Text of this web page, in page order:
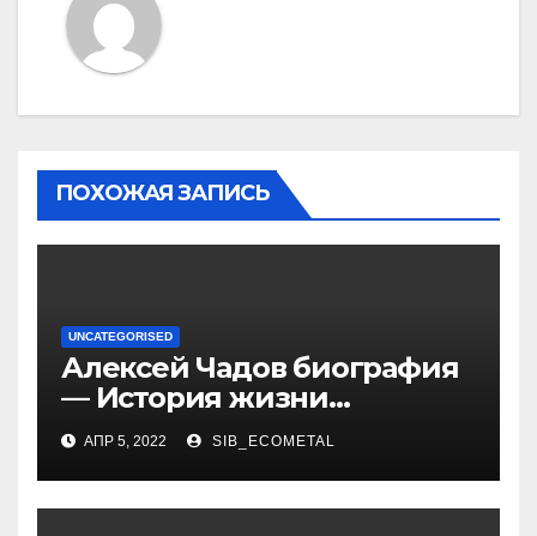
ПОХОЖАЯ ЗАПИСЬ
UNCATEGORISED
Алексей Чадов биография
— История жизни
российского актера
АПР 5, 2022 SIB_ECOMETAL